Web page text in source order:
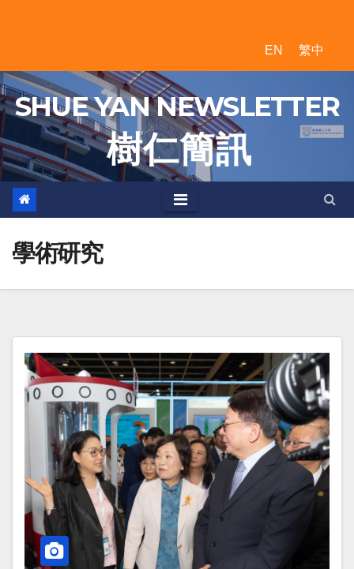
EN 繁中
SHUE YAN NEWSLETTER
樹 仁 簡 訊
學術研究